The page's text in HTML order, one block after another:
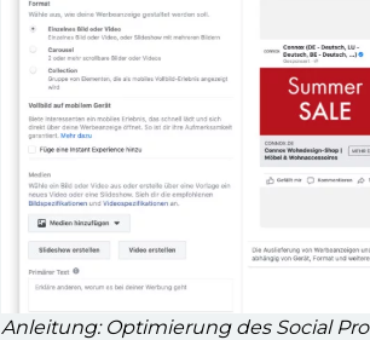
Anleitung: Optimierung des Social